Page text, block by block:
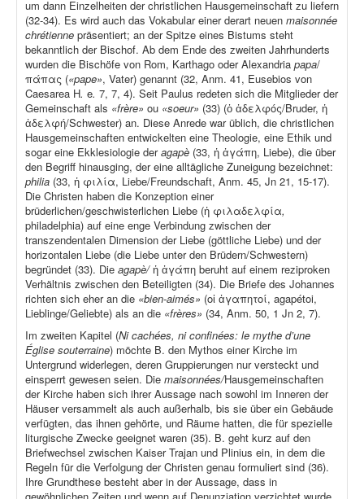
um dann Einzelheiten der christlichen Hausgemeinschaft zu liefern
(32-34). Es wird auch das Vokabular einer derart neuen maisonnée
chrétienne präsentiert; an der Spitze eines Bistums steht
bekanntlich der Bischof. Ab dem Ende des zweiten Jahrhunderts
wurden die Bischöfe von Rom, Karthago oder Alexandria papa/
πάπας («pape», Vater) genannt (32, Anm. 41, Eusebios von
Caesarea H. e. 7, 7, 4). Seit Paulus redeten sich die Mitglieder der
Gemeinschaft als «frère» ou «soeur» (33) (ὁ ἀδελφός/Bruder, ἡ
ἀδελφή/Schwester) an. Diese Anrede war üblich, die christlichen
Hausgemeinschaften entwickelten eine Theologie, eine Ethik und
sogar eine Ekklesiologie deragapè (33, ἡ ἀγάπη, Liebe), die über
den Begriff hinausging, der eine alltägliche Zuneigung bezeichnet:
philia (33, ἡ φιλία, Liebe/Freundschaft, Anm. 45, Jn 21, 15-17).
Die Christen haben die Konzeption einer
brüderlichen/geschwisterlichen Liebe (ἡ φιλαδελφία,
philadelphia) auf eine enge Verbindung zwischen der
transzendentalen Dimension der Liebe (göttliche Liebe) und der
horizontalen Liebe (die Liebe unter den Brüdern/Schwestern)
begründet (33). Die agapè/ἡ ἀγάπη beruht auf einem reziproken
Verhältnis zwischen den Beteiligten (34). Die Briefe des Johannes
richten sich eher an die «bien-aimés» (οἱ ἀγαπητοί, agapétoi,
Lieblinge/Geliebte) als an die «frères» (34, Anm. 50, 1 Jn 2, 7).
Im zweiten Kapitel (Ni cachées, ni confinées: le mythe d’une
Église souterraine) möchte B. den Mythos einer Kirche im
Untergrund widerlegen, deren Gruppierungen nur versteckt und
einsperrt gewesen seien. Die maisonnées/Hausgemeinschaften
der Kirche haben sich ihrer Aussage nach sowohl im Inneren der
Häuser versammelt als auch außerhalb, bis sie über ein Gebäude
verfügten, das ihnen gehörte, und Räume hatten, die für spezielle
liturgische Zwecke geeignet waren (35). B. geht kurz auf den
Briefwechsel zwischen Kaiser Trajan und Plinius ein, in dem die
Regeln für die Verfolgung der Christen genau formuliert sind (36).
Ihre Grundthese besteht aber in der Aussage, dass in